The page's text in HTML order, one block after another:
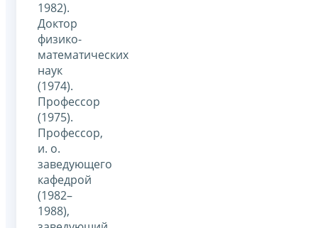
1982).
Доктор
физико-
математических
наук
(1974).
Профессор
(1975).
Профессор,
и. о.
заведующего
кафедрой
(1982–
1988),